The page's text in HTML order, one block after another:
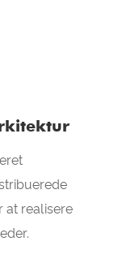
at realisere